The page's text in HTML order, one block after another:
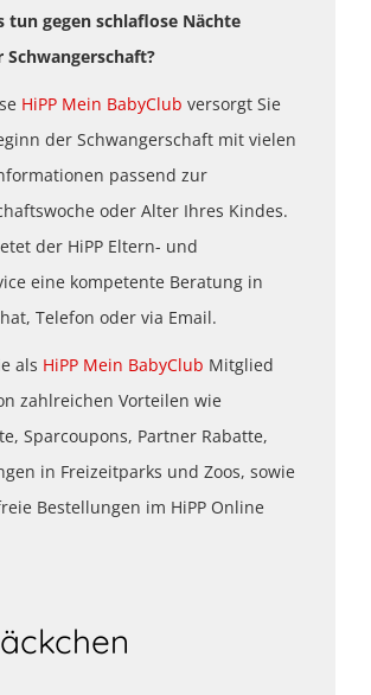
tun gegen schlaflose Nächte
HiPP Mein BabyClub versorgt Sie
der Schwangerschaft mit vielen
passend zur
oder Alter Ihres Kindes.
der HiPP Eltern- und
eine kompetente Beratung in
Telefon oder via Email.
als HiPP Mein BabyClub Mitglied
zahlreichen Vorteilen wie
Sparcoupons, Partner Rabatte,
in Freizeitparks und Zoos, sowie
Bestellungen im HiPP Online